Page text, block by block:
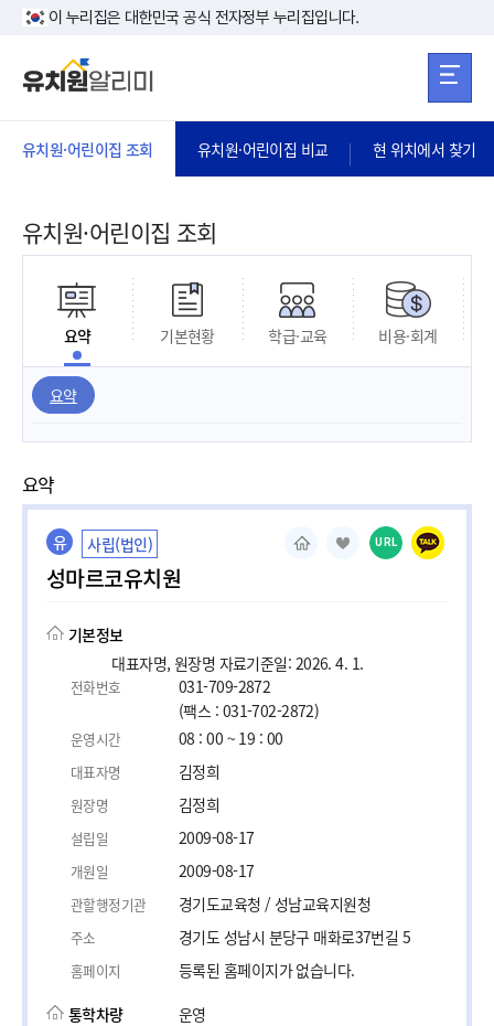
본문 바로가기
이 누리집은 대한민국 공식 전자정부 누리집입니다.
유치원·어린이집 조회 유치원·어린이집 비교 현 위치에서 찾기
유치원·어린이집 조회
요약 기본현황 학급·교육 비용·회계
요약
요약
유 사립(법인)
성마르코유치원
URL
기본정보
대표자명, 원장명 자료기준일: 2026. 4. 1.
전화번호
031-709-2872
(팩스 : 031-702-2872)
운영시간 08 : 00 ~ 19 : 00
대표자명 김정희
원장명 김정희
설립일 2009-08-17
개원일 2009-08-17
관할행정기관 경기도교육청 / 성남교육지원청
주소 경기도 성남시 분당구 매화로37번길 5
홈페이지
등록된 홈페이지가 없습니다.
통학차량
운영